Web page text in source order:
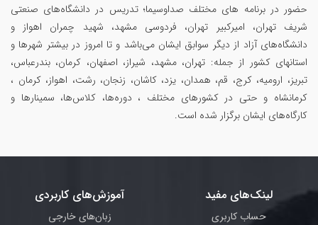
حضور در برنامه های مختلف صداوسیما؛ تدریس در دانشگاه‌های صنعتی
شریف تهران، امیرکبیر تهران، فردوسی مشهد، شهید چمران اهواز و
دانشگاه‌های آزاد از دیگر سوابق ایشان می‌باشد و تا امروز در بیشتر شهرها و
استانهای کشور از جمله: تهران، مشهد، شیراز، اصفهان، کرمان، بندرعباس،
تبریز، ارومیه، کرج، قم، همدان، یزد، کاشان، زنجان، رشت، اهواز، کرمان ،
کرمانشاه و حتی در کشورهای مختلف ، دوره‌ها، کلاس‌ها، سمینار‌ها و
کارگاه‌های ایشان برگزار شده است.
لینک‌های مفید
حساب کاربری
آموزش‌های کاربردی
زبان‌های خارجی